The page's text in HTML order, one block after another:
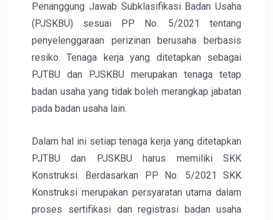
Penanggung Jawab Subklasifikasi Badan Usaha
(PJSKBU) sesuai PP No. 5/2021 tentang
penyelenggaraan perizinan berusaha berbasis
resiko. Tenaga kerja yang ditetapkan sebagai
PJTBU dan PJSKBU merupakan tenaga tetap
badan usaha yang tidak boleh merangkap jabatan
pada badan usaha lain.
Dalam hal ini setiap tenaga kerja yang ditetapkan
PJTBU dan PJSKBU harus memiliki SKK
Konstruksi. Berdasarkan PP No. 5/2021 SKK
Konstruksi merupakan persyaratan utama dalam
proses sertifikasi dan registrasi badan usaha